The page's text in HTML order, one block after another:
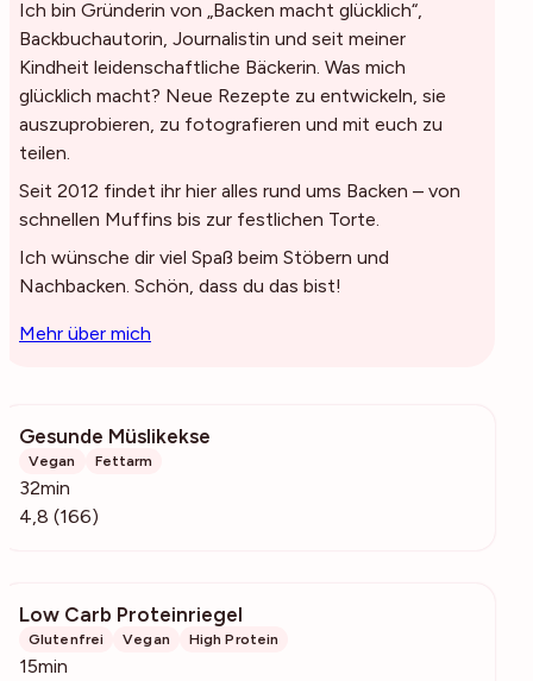
Ich bin Gründerin von „Backen macht glücklich“,
Backbuchautorin, Journalistin und seit meiner
Kindheit leidenschaftliche Bäckerin. Was mich
glücklich macht? Neue Rezepte zu entwickeln, sie
auszuprobieren, zu fotografieren und mit euch zu
teilen.
Seit 2012 findet ihr hier alles rund ums Backen – von
schnellen Muffins bis zur festlichen Torte.
Ich wünsche dir viel Spaß beim Stöbern und
Nachbacken. Schön, dass du das bist!
Mehr über mich
Gesunde Müslikekse
Vegan Fettarm
32min
4,8 (166)
Low Carb Proteinriegel
Glutenfrei Vegan High Protein
15min